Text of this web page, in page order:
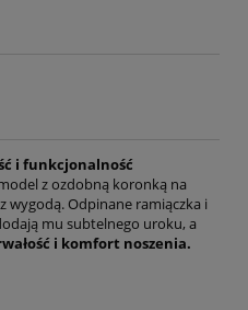
i funkcjonalność
z ozdobną koronką na
wygodą. Odpinane ramiączka i
mu subtelnego uroku, a
i komfort noszenia.